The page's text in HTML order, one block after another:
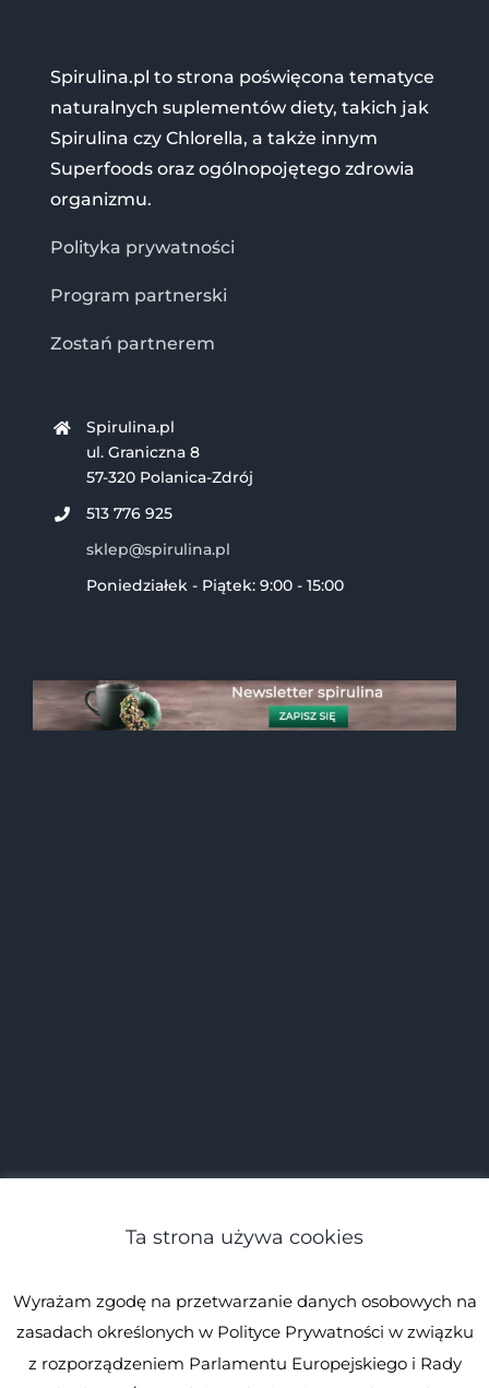
Spirulina.pl to strona poświęcona tematyce
naturalnych suplementów diety, takich jak
Spirulina czy Chlorella, a także innym
Superfoods oraz ogólnopojętego zdrowia
organizmu.
Polityka prywatności
Program partnerski
Zostań partnerem
Spirulina.pl
ul. Graniczna 8
57-320 Polanica-Zdrój
513 776 925
sklep@spirulina.pl
Poniedziałek - Piątek: 9:00 - 15:00
Ta strona używa cookies
Wyrażam zgodę na przetwarzanie danych osobowych na
zasadach określonych w Polityce Prywatności w związku
z rozporządzeniem Parlamentu Europejskiego i Rady